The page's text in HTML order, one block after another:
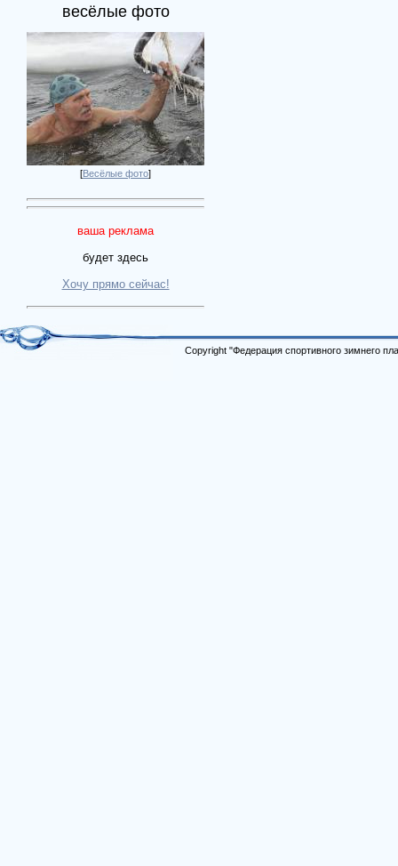
весёлые фото
[Весёлые фото]
ваша реклама
будет здесь
Хочу прямо сейчас!
Copyright "Федерация спортивного зимнего